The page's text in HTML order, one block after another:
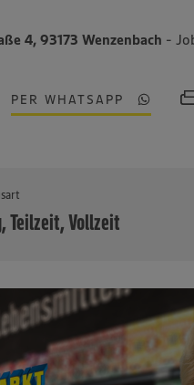
4, 93173 Wenzenbach -
PER WHATSAPP
Teilzeit, Vollzeit